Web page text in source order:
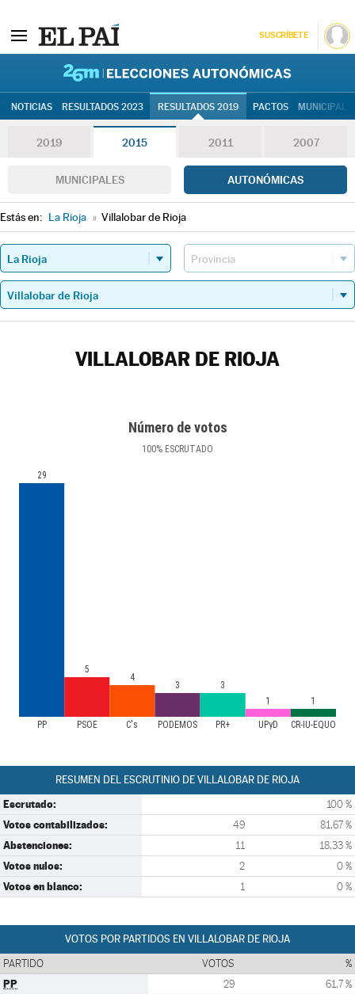
SUSCRÍBETE
NOTICIAS RESULTADOS 2023 RESULTADOS 2019 PACTOS
2019 2015 2011 2007
MUNICIPALES AUTONÓMICAS
Estás en: La Rioja » Villalobar de Rioja
VILLALOBAR DE RIOJA
Número de votos
100% ESCRUTADO
PP PSOE C's PODEMOS PR+ UPyD CR-IU-EQUO
29
5
4
3
3
1
1
RESUMEN DEL ESCRUTINIO DE VILLALOBAR DE RIOJA
Escrutado: 100 %
Votos contabilizados: 49 81,67 %
Abstenciones: 11 18,33 %
Votos nulos: 2 0 %
Votos en blanco: 1 0 %
VOTOS POR PARTIDOS EN VILLALOBAR DE RIOJA
PARTIDO VOTOS %
PP 29 61,7 %